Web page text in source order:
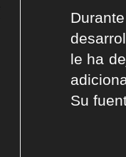
le ha
Su